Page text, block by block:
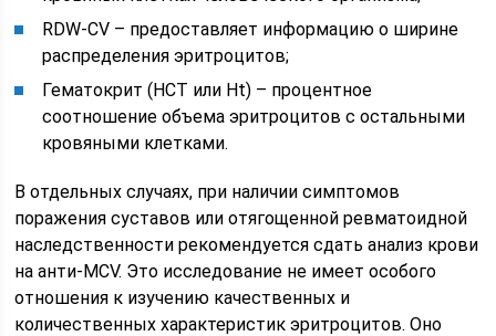
RDW-CV – предоставляет информацию о ширине
распределения эритроцитов;
Гематокрит (HCT или Ht) – процентное
соотношение объема эритроцитов с остальными
кровяными клетками.
В отдельных случаях, при наличии симптомов
поражения суставов или отягощенной ревматоидной
наследственности рекомендуется сдать анализ крови
на анти-MCV. Это исследование не имеет особого
отношения к изучению качественных и
количественных характеристик эритроцитов. Оно